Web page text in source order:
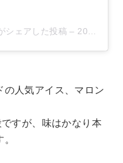
シェアした投稿 – 2020年 8月月27日午前5時46分PDT
の人気アイス、マロン
すが、味はかなり本